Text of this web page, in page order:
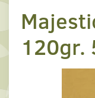
120gr.